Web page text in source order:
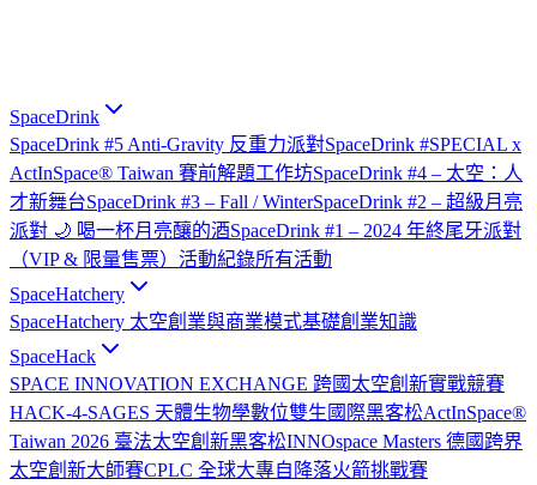
SpaceDrink
SpaceDrink #5 Anti-Gravity 反重力派對SpaceDrink #SPECIAL x
ActInSpace® Taiwan 賽前解題工作坊SpaceDrink #4 – 太空：人
才新舞台SpaceDrink #3 – Fall / WinterSpaceDrink #2 – 超級月亮
派對 🌙 喝一杯月亮釀的酒SpaceDrink #1 – 2024 年終尾牙派對
（VIP & 限量售票） 活動紀錄所有活動
SpaceHatchery
SpaceHatchery 太空創業與商業模式基礎創業知識
SpaceHack
SPACE INNOVATION EXCHANGE 跨國太空創新實戰競賽
HACK-4-SAGES 天體生物學數位雙生國際黑客松ActInSpace®
Taiwan 2026 臺法太空創新黑客松INNOspace Masters 德國跨界
太空創新大師賽CPLC 全球大專自降落火箭挑戰賽